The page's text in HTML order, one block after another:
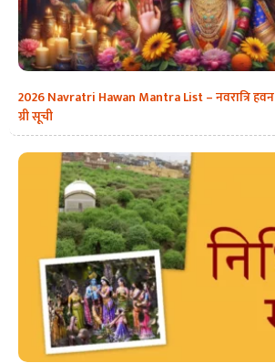
2026 Navratri Hawan Mantra List – नवरात्रि हवन
ग्री सूची